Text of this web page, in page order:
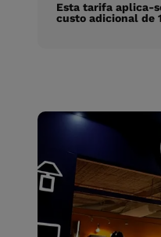
Esta tarifa aplica-
custo adicional de